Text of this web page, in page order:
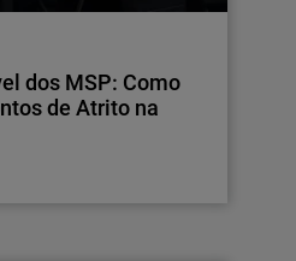
dos MSP: Como
de Atrito na